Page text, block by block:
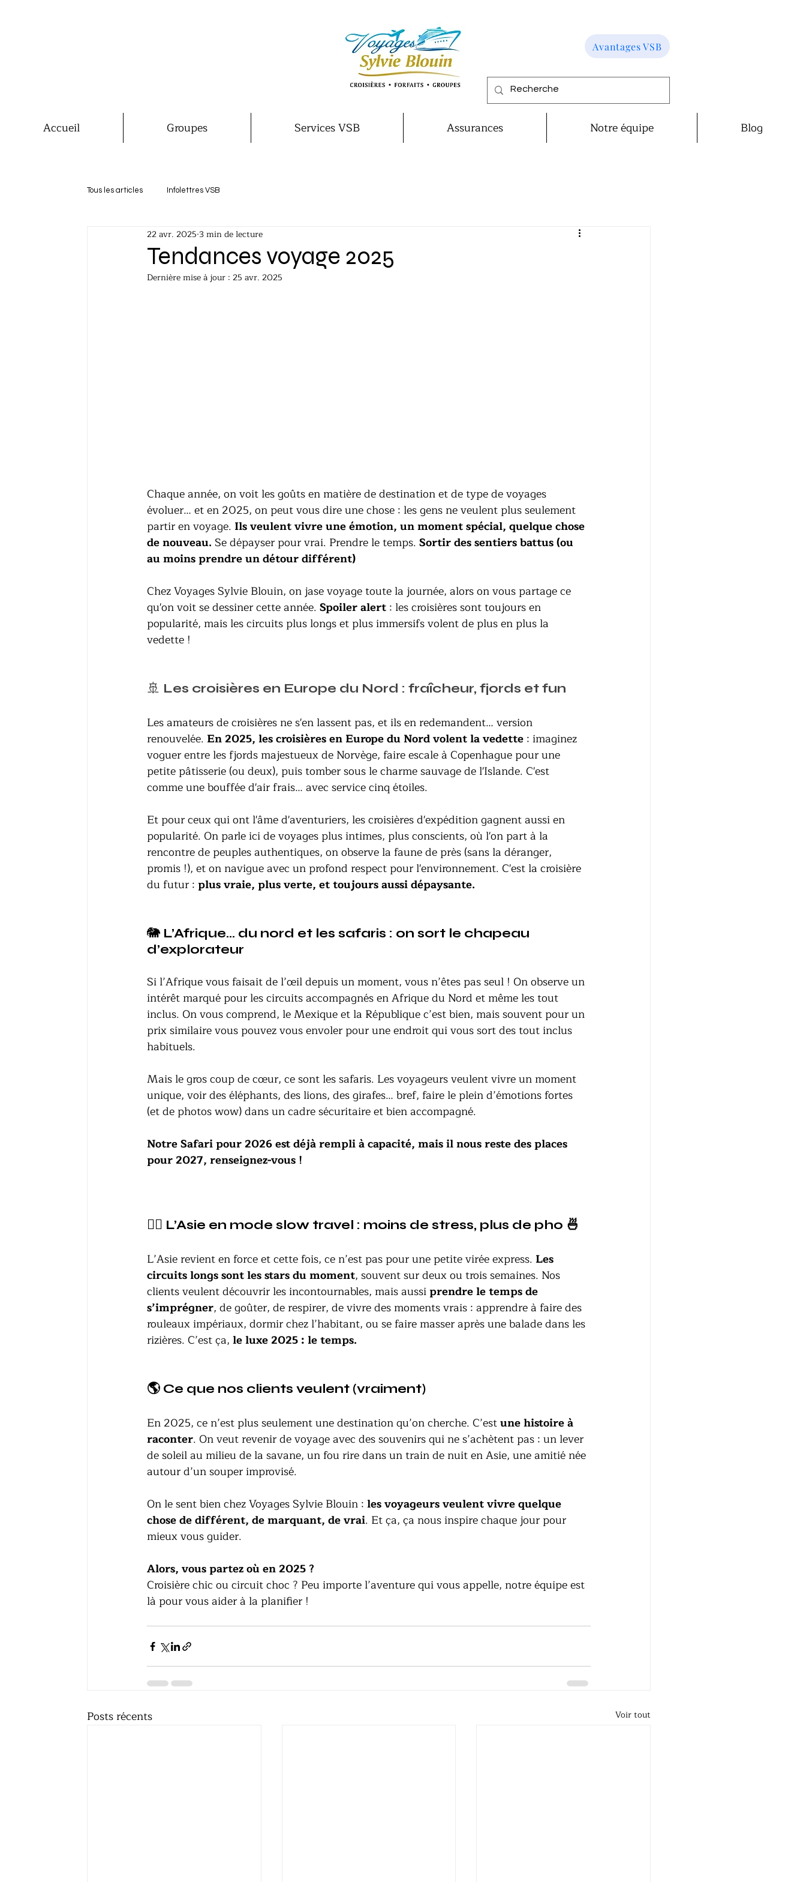
Avantages VSB
Accueil Groupes Services VSB Assurances Notre équipe Blog
Tous les articles Infolettres VSB
Tendances voyage 2025
22 avr. 2025 3 min de lecture
Dernière mise à jour : 25 avr. 2025
Chaque année, on voit les goûts en matière de destination et de type de voyages
évoluer… et en 2025, on peut vous dire une chose : les gens ne veulent plus seulement
partir en voyage. Ils veulent vivre une émotion, un moment spécial, quelque chose
de nouveau. Se dépayser pour vrai. Prendre le temps. Sortir des sentiers battus (ou
au moins prendre un détour différent)
Chez Voyages Sylvie Blouin, on jase voyage toute la journée, alors on vous partage ce
qu'on voit se dessiner cette année. Spoiler alert : les croisières sont toujours en
popularité, mais les circuits plus longs et plus immersifs volent de plus en plus la
vedette !
🚢 Les croisières en Europe du Nord : fraîcheur, fjords et fun
Les amateurs de croisières ne s'en lassent pas, et ils en redemandent… version
renouvelée. En 2025, les croisières en Europe du Nord volent la vedette : imaginez
voguer entre les fjords majestueux de Norvège, faire escale à Copenhague pour une
petite pâtisserie (ou deux), puis tomber sous le charme sauvage de l'Islande. C'est
comme une bouffée d'air frais… avec service cinq étoiles.
Et pour ceux qui ont l'âme d'aventuriers, les croisières d'expédition gagnent aussi en
popularité. On parle ici de voyages plus intimes, plus conscients, où l'on part à la
rencontre de peuples authentiques, on observe la faune de près (sans la déranger,
promis !), et on navigue avec un profond respect pour l'environnement. C'est la croisière
du futur : plus vraie, plus verte, et toujours aussi dépaysante.
🐘 L’Afrique… du nord et les safaris : on sort le chapeau
d’explorateur
Si l’Afrique vous faisait de l’œil depuis un moment, vous n’êtes pas seul ! On observe un
intérêt marqué pour les circuits accompagnés en Afrique du Nord et même les tout
inclus. On vous comprend, le Mexique et la République c’est bien, mais souvent pour un
prix similaire vous pouvez vous envoler pour une endroit qui vous sort des tout inclus
habituels.
Mais le gros coup de cœur, ce sont les safaris. Les voyageurs veulent vivre un moment
unique, voir des éléphants, des lions, des girafes… bref, faire le plein d’émotions fortes
(et de photos wow) dans un cadre sécuritaire et bien accompagné.
Notre Safari pour 2026 est déjà rempli à capacité, mais il nous reste des places
pour 2027, renseignez-vous !
🧘‍♀️ L’Asie en mode slow travel : moins de stress, plus de pho 🍜
L’Asie revient en force et cette fois, ce n’est pas pour une petite virée express. Les
circuits longs sont les stars du moment, souvent sur deux ou trois semaines. Nos
clients veulent découvrir les incontournables, mais aussi prendre le temps de
s’imprégner, de goûter, de respirer, de vivre des moments vrais : apprendre à faire des
rouleaux impériaux, dormir chez l’habitant, ou se faire masser après une balade dans les
rizières. C’est ça, le luxe 2025 : le temps.
🌎 Ce que nos clients veulent (vraiment)
En 2025, ce n’est plus seulement une destination qu’on cherche. C’est une histoire à
raconter. On veut revenir de voyage avec des souvenirs qui ne s’achètent pas : un lever
de soleil au milieu de la savane, un fou rire dans un train de nuit en Asie, une amitié née
autour d’un souper improvisé.
On le sent bien chez Voyages Sylvie Blouin : les voyageurs veulent vivre quelque
chose de différent, de marquant, de vrai. Et ça, ça nous inspire chaque jour pour
mieux vous guider.
Alors, vous partez où en 2025 ?
Croisière chic ou circuit choc ? Peu importe l’aventure qui vous appelle, notre équipe est
là pour vous aider à la planifier !
Posts récents Voir tout